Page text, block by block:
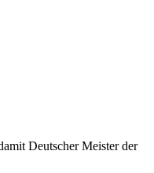
Deutscher Meister der